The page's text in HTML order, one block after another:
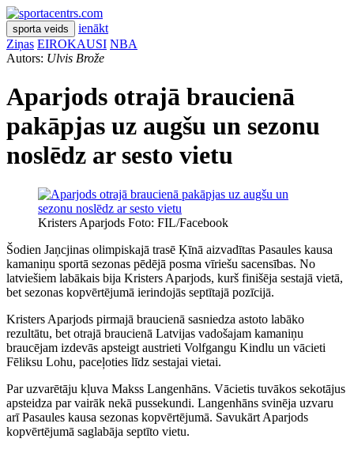
sporta veids
ienākt
Ziņas EIROKAUSI NBA
Autors: Ulvis Brože
Aparjods otrajā braucienā
pakāpjas uz augšu un sezonu
noslēdz ar sesto vietu
Kristers Aparjods Foto: FIL/Facebook
Šodien Jaņcjinas olimpiskajā trasē Ķīnā aizvadītas Pasaules kausa
kamaniņu sportā sezonas pēdējā posma vīriešu sacensības. No
latviešiem labākais bija Kristers Aparjods, kurš finišēja sestajā vietā,
bet sezonas kopvērtējumā ierindojās septītajā pozīcijā.
Kristers Aparjods pirmajā braucienā sasniedza astoto labāko
rezultātu, bet otrajā braucienā Latvijas vadošajam kamaniņu
braucējam izdevās apsteigt austrieti Volfgangu Kindlu un vācieti
Fēliksu Lohu, paceļoties līdz sestajai vietai.
Par uzvarētāju kļuva Makss Langenhāns. Vācietis tuvākos sekotājus
apsteidza par vairāk nekā pussekundi. Langenhāns svinēja uzvaru
arī Pasaules kausa sezonas kopvērtējumā. Savukārt Aparjods
kopvērtējumā saglabāja septīto vietu.